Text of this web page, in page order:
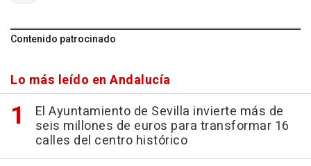
Contenido patrocinado
Lo más leído en Andalucía
El Ayuntamiento de Sevilla invierte más de
seis millones de euros para transformar 16
calles del centro histórico